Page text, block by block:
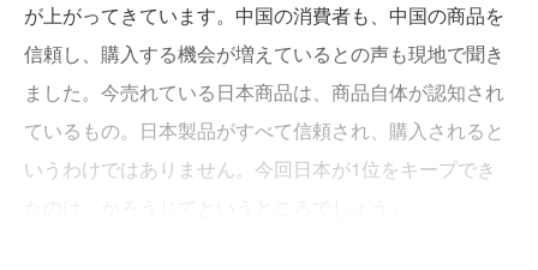
が上がってきています。中国の消費者も、中国の商品を
信頼し、購入する機会が増えているとの声も現地で聞き
ました。今売れている日本商品は、商品自体が認知され
ているもの。日本製品がすべて信頼され、購入されると
いうわけではありません。今回日本が1位をキープでき